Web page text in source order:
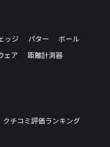
ッジ パター
ボール
ェア
距離計測器
クチコミ評価ランキング